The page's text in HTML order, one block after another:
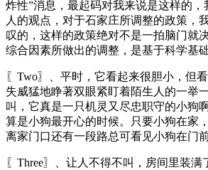
炸性”消息，最起码对我来说是这样的，
人的观点，对于石家庄所调整的政策，
叹的，这样的政策绝对不是一拍脑门就
综合因素所做出的调整，是基于科学基
〖Two〗、平时，它看起来很胆小，但
失威猛地睁著双眼紧盯着陌生人的一举
叫，它真是一只机灵又尽忠职守的小狗
算是小狗最开心的时候。只要小狗在家
离家门口还有一段路总可看见小狗在门
〖Three〗、让人不得不叫，房间里装满